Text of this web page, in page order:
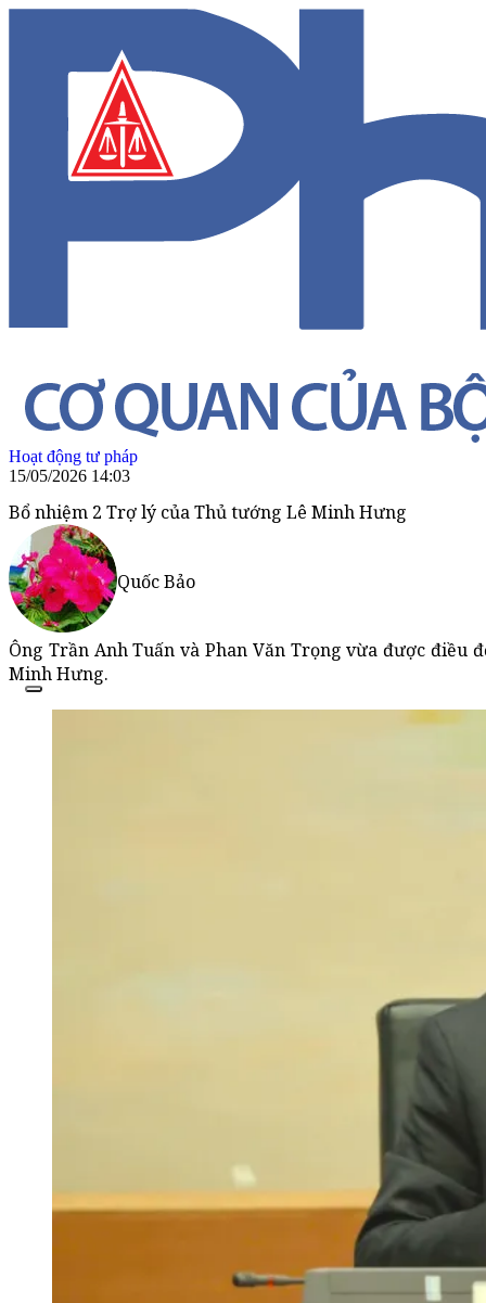
Hoạt động tư pháp
15/05/2026 14:03
Bổ nhiệm 2 Trợ lý của Thủ tướng Lê Minh Hưng
Quốc Bảo
Ông Trần Anh Tuấn và Phan Văn Trọng vừa được
Minh Hưng.